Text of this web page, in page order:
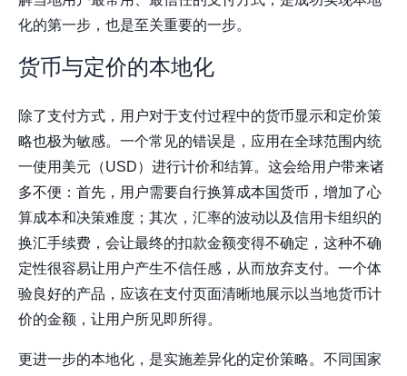
化的第一步，也是至关重要的一步。
货币与定价的本地化
除了支付方式，用户对于支付过程中的货币显示和定价策
略也极为敏感。一个常见的错误是，应用在全球范围内统
一使用美元（USD）进行计价和结算。这会给用户带来诸
多不便：首先，用户需要自行换算成本国货币，增加了心
算成本和决策难度；其次，汇率的波动以及信用卡组织的
换汇手续费，会让最终的扣款金额变得不确定，这种不确
定性很容易让用户产生不信任感，从而放弃支付。一个体
验良好的产品，应该在支付页面清晰地展示以当地货币计
价的金额，让用户所见即所得。
更进一步的本地化，是实施差异化的定价策略。不同国家